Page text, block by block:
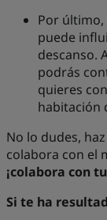
Por último,
puede
descanso.
podrás
quieres
habitación
No lo dudes,
colabora con el
¡colabora con
Si te ha